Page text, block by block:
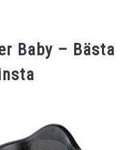
Baby – Bästa